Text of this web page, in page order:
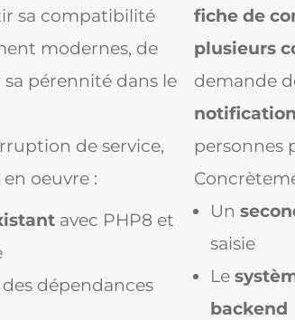
sa compatibilité
modernes, de
pérennité dans le
de service,
oeuvre :
avec PHP8 et
dépendances
fiche de
plusieurs
demande
notification
personnes
Un
saisie
Le
backend